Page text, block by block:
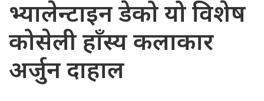
भ्यालेन्टाइन डेको यो विशेष
कोसेली हाँस्य कलाकार
अर्जुन दाहाल